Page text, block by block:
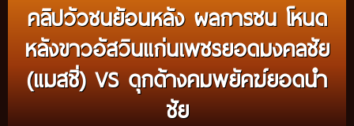
คลิปวัวชนย้อนหลัง ผลการชน โหนด
หลังขาวอัสวินแก่นเพชรยอดมงคลชัย
(แมสชิ่) VS ดุกด้างคมพยัคฆ์ยอดนำ
ชัย